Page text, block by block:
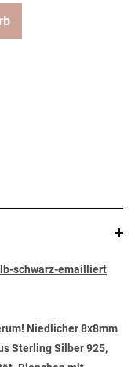
schwarz-emailliert
Niedlicher 8x8mm
Sterling Silber 925,